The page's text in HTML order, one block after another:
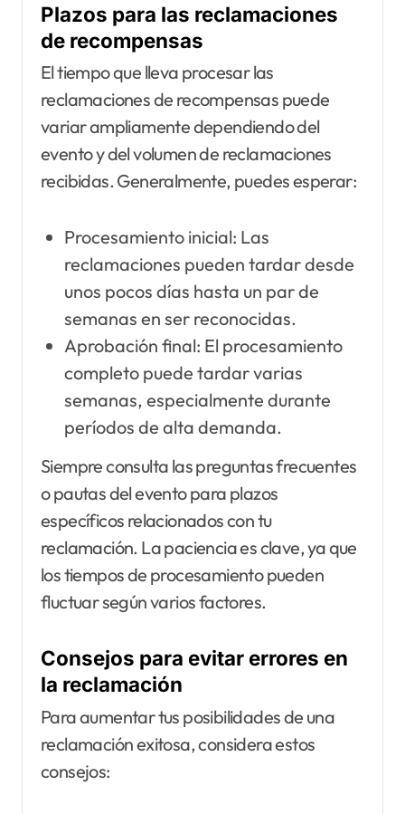
Plazos para las reclamaciones
de recompensas
El tiempo que lleva procesar las
reclamaciones de recompensas puede
variar ampliamente dependiendo del
evento y del volumen de reclamaciones
recibidas. Generalmente, puedes esperar:
Procesamiento inicial: Las
reclamaciones pueden tardar desde
unos pocos días hasta un par de
semanas en ser reconocidas.
Aprobación final: El procesamiento
completo puede tardar varias
semanas, especialmente durante
períodos de alta demanda.
Siempre consulta las preguntas frecuentes
o pautas del evento para plazos
específicos relacionados con tu
reclamación. La paciencia es clave, ya que
los tiempos de procesamiento pueden
fluctuar según varios factores.
Consejos para evitar errores en
la reclamación
Para aumentar tus posibilidades de una
reclamación exitosa, considera estos
consejos: